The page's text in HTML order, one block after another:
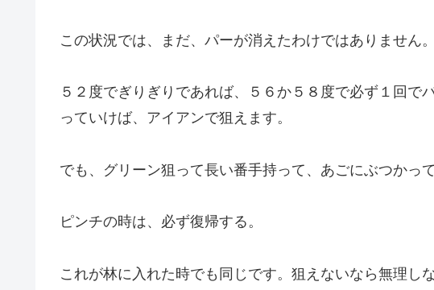
この状況では、まだ、パーが消えたわけではありません。
５２度でぎりぎりであれば、５６か５８度で必ず１回で
っていけば、アイアンで狙えます。
でも、グリーン狙って長い番手持って、あごにぶつかっ
ピンチの時は、必ず復帰する。
これが林に入れた時でも同じです。狙えないなら無理し